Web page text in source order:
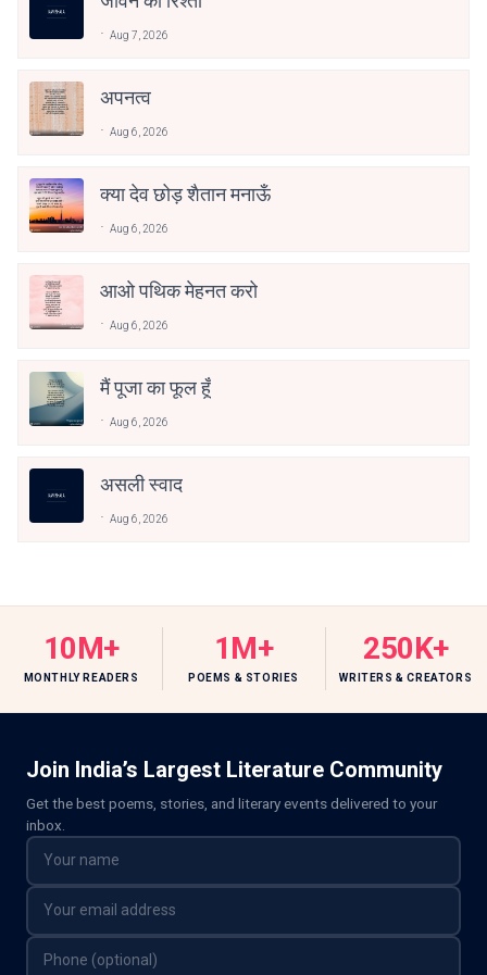
Aug 7, 2026
अपनत्व
Aug 6, 2026
क्या देव छोड़ शैतान मनाऊँ
Aug 6, 2026
आओ पथिक मेहनत करो
Aug 6, 2026
मैं पूजा का फूल हूँ
Aug 6, 2026
असली स्वाद
Aug 6, 2026
10M+
MONTHLY READERS
1M+
POEMS & STORIES
250K+
WRITERS & CREATORS
Join India’s Largest Literature Community
Get the best poems, stories, and literary events delivered to your
inbox.